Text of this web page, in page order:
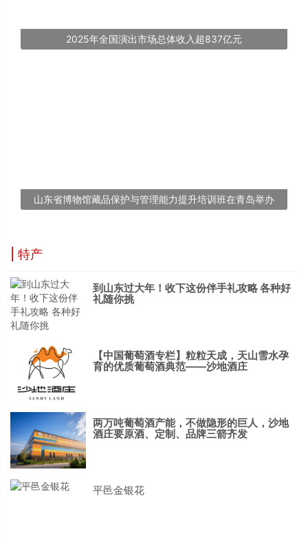
2025年全国演出市场总体收入超837亿元
山东省博物馆藏品保护与管理能力提升培训班在青岛举办
| 特产
到山东过大年！收下这份伴手礼攻略 各种好
礼随你挑
【中国葡萄酒专栏】粒粒天成，天山雪水孕
育的优质葡萄酒典范——沙地酒庄
两万吨葡萄酒产能，不做隐形的巨人，沙地
酒庄要原酒、定制、品牌三箭齐发
平邑金银花